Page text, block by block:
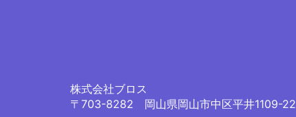
株式会社ブロス
〒703-8282 岡山県岡山市中区平井1109-22